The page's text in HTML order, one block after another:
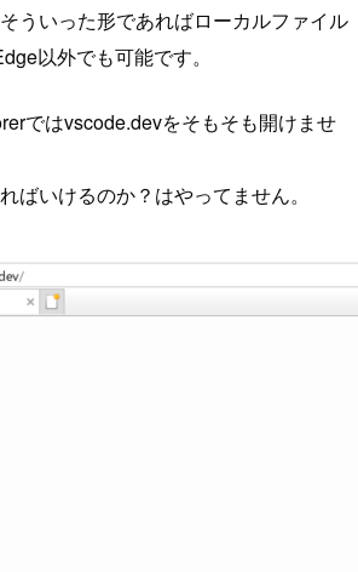
ういった形であればローカルファイル
以外でも可能です。
ではvscode.devをそもそも開けませ
ばいけるのか？はやってません。